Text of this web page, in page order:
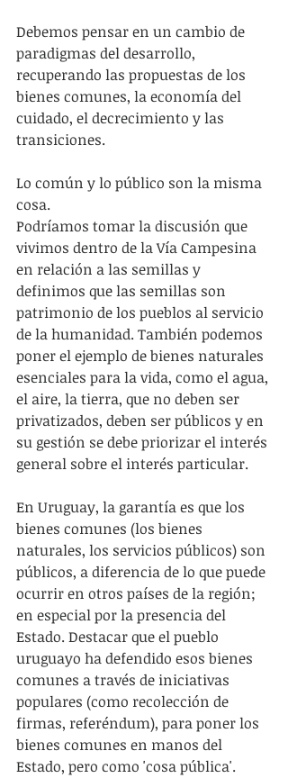
Debemos pensar en un cambio de
paradigmas del desarrollo,
recuperando las propuestas de los
bienes comunes, la economía del
cuidado, el decrecimiento y las
transiciones.
Lo común y lo público son la misma
cosa.
Podríamos tomar la discusión que
vivimos dentro de la Vía Campesina
en relación a las semillas y
definimos que las semillas son
patrimonio de los pueblos al servicio
de la humanidad. También podemos
poner el ejemplo de bienes naturales
esenciales para la vida, como el agua,
el aire, la tierra, que no deben ser
privatizados, deben ser públicos y en
su gestión se debe priorizar el interés
general sobre el interés particular.
En Uruguay, la garantía es que los
bienes comunes (los bienes
naturales, los servicios públicos) son
públicos, a diferencia de lo que puede
ocurrir en otros países de la región;
en especial por la presencia del
Estado. Destacar que el pueblo
uruguayo ha defendido esos bienes
comunes a través de iniciativas
populares (como recolección de
firmas, referéndum), para poner los
bienes comunes en manos del
Estado, pero como 'cosa pública'.